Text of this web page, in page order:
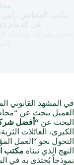
مكتب المحامي رامي
في الدمام
في المشهد القانوني
العميل يبحث عن
البحث عن “ أفضل
الكبرى، العائلات
التحول نحو “العمل
النهج الذي تبناه مكتب
نموذجاً يُحتذى به في